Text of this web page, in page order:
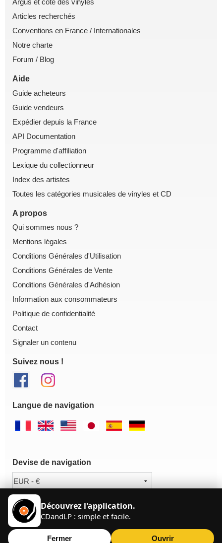
Articles recherchés
Conventions en France / Internationales
Notre charte
Forum / Blog
Aide
Guide acheteurs
Guide vendeurs
Expédier depuis la France
API Documentation
Programme d'affiliation
Lexique du collectionneur
Index des artistes
Toutes les catégories musicales de vinyles et CD
A propos
Qui sommes nous ?
Mentions légales
Conditions Générales d'Utilisation
Conditions Générales de Vente
Conditions Générales d'Adhésion
Information aux consommateurs
Politique de confidentialité
Contact
Signaler un contenu
Suivez nous !
Langue de navigation
Devise de navigation
Découvrez l'application.
CDandLP : simple et facile.
Fermer Ouvrir